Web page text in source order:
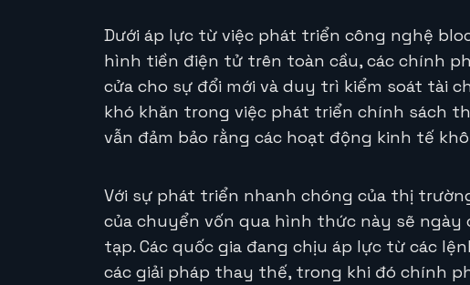
Dưới áp lực từ việc phát triển công nghệ
hình tiền điện tử trên toàn cầu, các chính
cửa cho sự đổi mới và duy trì kiểm soát tài
khó khăn trong việc phát triển chính sách
vẫn đảm bảo rằng các hoạt động kinh tế
Với sự phát triển nhanh chóng của thị
của chuyển vốn qua hình thức này sẽ
tạp. Các quốc gia đang chịu áp lực từ các
các giải pháp thay thế, trong khi đó chính